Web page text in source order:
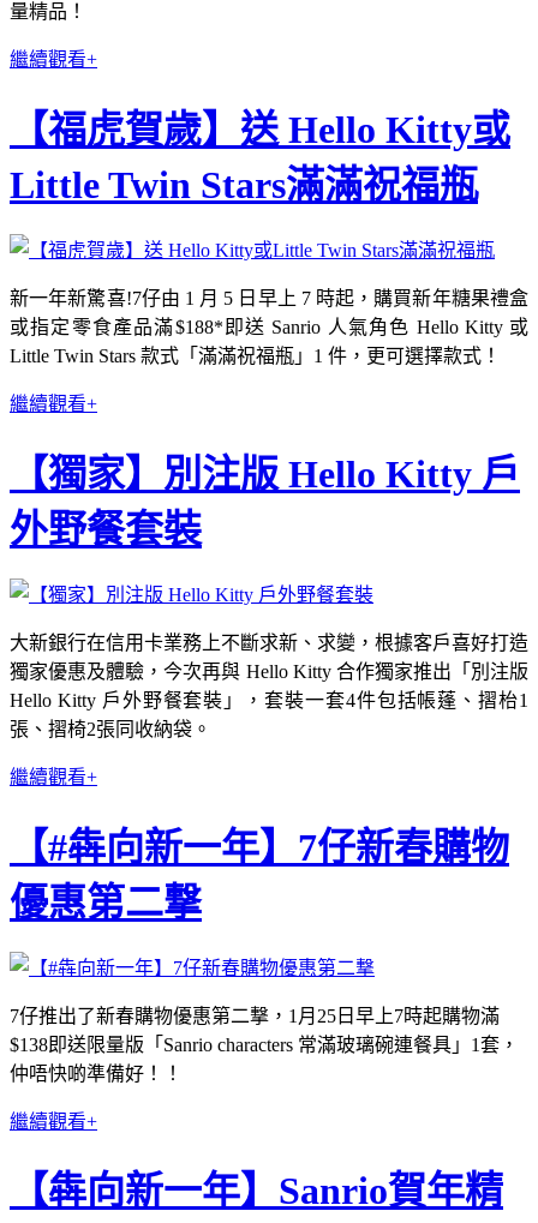
量精品！
繼續觀看+
【福虎賀歲】送 Hello Kitty或
Little Twin Stars滿滿祝福瓶
新一年新驚喜!7仔由 1 月 5 日早上 7 時起，購買新年糖果禮盒
或指定零食產品滿$188*即送 Sanrio 人氣角色 Hello Kitty 或
Little Twin Stars 款式「滿滿祝福瓶」1 件，更可選擇款式！
繼續觀看+
【獨家】別注版 Hello Kitty 戶
外野餐套裝
大新銀行在信用卡業務上不斷求新、求變，根據客戶喜好打造
獨家優惠及體驗，今次再與 Hello Kitty 合作獨家推出「別注版
Hello Kitty 戶外野餐套裝」，套裝一套4件包括帳蓬、摺枱1
張、摺椅2張同收納袋。
繼續觀看+
【#犇向新一年】7仔新春購物
優惠第二撃
7仔推出了新春購物優惠第二撃，1月25日早上7時起購物滿
$138即送限量版「Sanrio characters 常滿玻璃碗連餐具」1套，
仲唔快啲準備好！！
繼續觀看+
【犇向新一年】Sanrio賀年精